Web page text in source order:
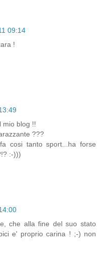
09:14
!
mio blog !!
???
cosi tanto sport...ha forse
:-)))
che alla fine del suo stato
e' proprio carina ! ;-) non